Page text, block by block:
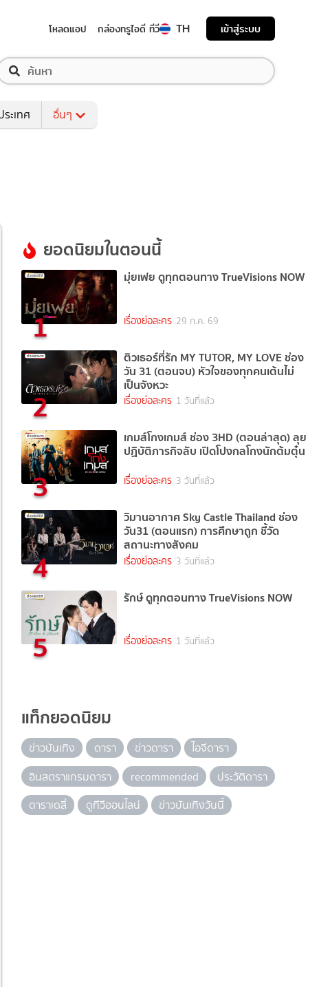
โหลดแอป กล่องทรูไอดี ทีวี TH เข้าสู่ระบบ
ะเทศ อื่นๆ
ยอดนิยมในตอนนี้
1
มุ่ยเฟย ดูทุกตอนทาง TrueVisions NOW
เรื่องย่อละคร 29 ก.ค. 69
2
ติวเธอร์ที่รัก MY TUTOR, MY LOVE ช่อง
วัน 31 (ตอนจบ) หัวใจของทุกคนเต้นไม่
เป็นจังหวะ
เรื่องย่อละคร 1 วันที่แล้ว
3
เกมส์โกงเกมส์ ช่อง 3HD (ตอนล่าสุด) ลุย
ปฏิบัติภารกิจลับ เปิดโปงกลโกงนักต้มตุ๋น
เรื่องย่อละคร 3 วันที่แล้ว
4
วิมานอากาศ Sky Castle Thailand ช่อง
วัน31 (ตอนแรก) การศึกษาถูก ชี้วัด
สถานะทางสังคม
เรื่องย่อละคร 3 วันที่แล้ว
5
รักษ์ ดูทุกตอนทาง TrueVisions NOW
เรื่องย่อละคร 1 วันที่แล้ว
แท็กยอดนิยม
ข่าวบันเทิง ดารา ข่าวดารา
ไอจีดารา
อินสตราแกรมดารา
recommended
ประวัติดารา
ดาราเดลี่
ดูทีวีออนไลน์ ข่าวบันเทิงวันนี้